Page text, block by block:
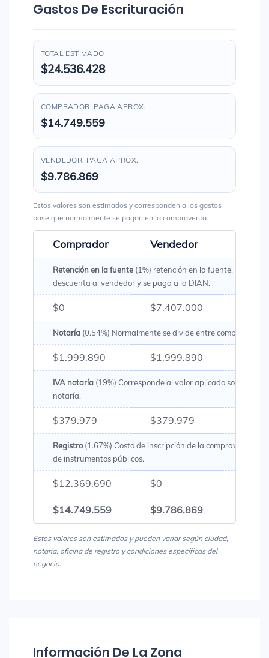
Gastos De Escrituración
TOTAL ESTIMADO
$24.536.428
COMPRADOR, PAGA APROX.
$14.749.559
VENDEDOR, PAGA APROX.
$9.786.869
Estos valores son estimados y corresponden a los gastos
base que normalmente se pagan en la compraventa.
Comprador Vendedor
Retención en la fuente (1%) retención en la fuente. Es un
descuenta al vendedor y se paga a la DIAN.
$0 $7.407.000
Notaría (0.54%) Normalmente se divide entre comprador y
$1.999.890 $1.999.890
IVA notaría (19%) Corresponde al valor aplicado sobre los
notaría.
$379.979 $379.979
Registro(1.67%) Costo de inscripción de la compraventa en
de instrumentos públicos.
$12.369.690 $0
$14.749.559 $9.786.869
Estos valores son estimados y pueden variar según ciudad,
notaría, oficina de registro y condiciones específicas del
negocio.
Información De La Zona